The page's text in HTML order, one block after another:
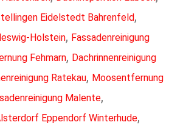
Eidelstedt Bahrenfeld,
Holstein, Fassadenreinigung
Fehmarn, Dachrinnenreinigung
Ratekau, Moosentfernung
Malente,
Eppendorf Winterhude,